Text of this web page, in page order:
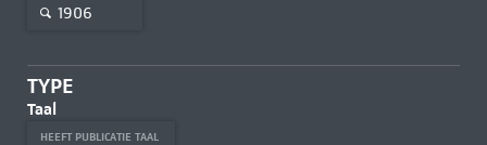
1906
TYPE
Taal
HEEFT PUBLICATIE TAAL